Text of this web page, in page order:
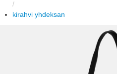
/
kirahvi yhdeksan